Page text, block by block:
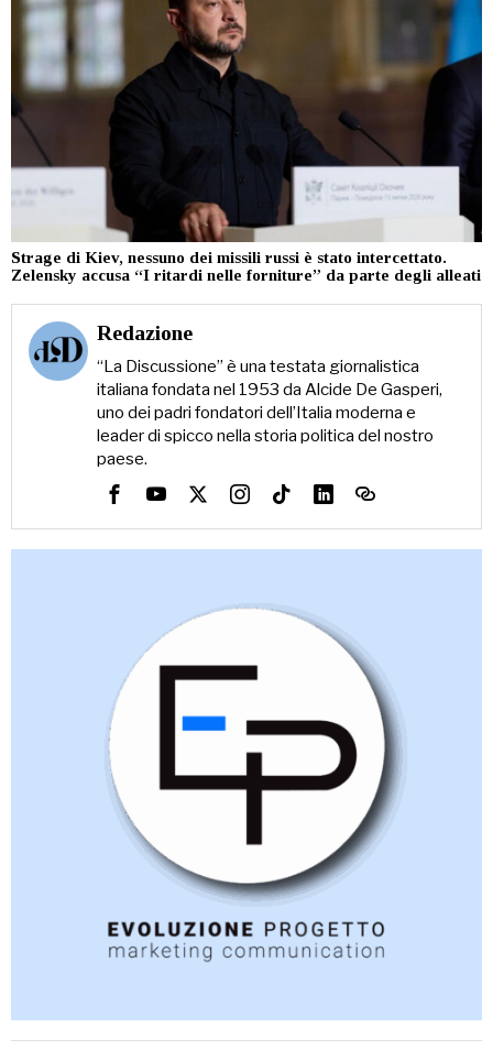
Strage di Kiev, nessuno dei missili russi è stato intercettato.
Zelensky accusa “I ritardi nelle forniture” da parte degli alleati
Redazione
“La Discussione” è una testata giornalistica
italiana fondata nel 1953 da Alcide De Gasperi,
uno dei padri fondatori dell’Italia moderna e
leader di spicco nella storia politica del nostro
paese.